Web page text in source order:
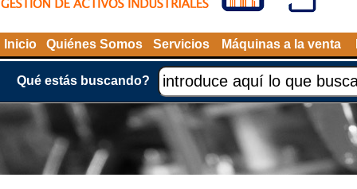
Inicio Quiénes Somos Servicios Máquinas a la venta
Qué estás buscando?